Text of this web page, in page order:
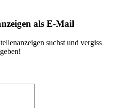
als E-Mail
suchst und vergiss